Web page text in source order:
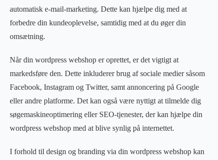
automatisk e-mail-marketing. Dette kan hjælpe dig med at
forbedre din kundeoplevelse, samtidig med at du øger din
omsætning.
Når din wordpress webshop er oprettet, er det vigtigt at
markedsføre den. Dette inkluderer brug af sociale medier såsom
Facebook, Instagram og Twitter, samt annoncering på Google
eller andre platforme. Det kan også være nyttigt at tilmelde dig
søgemaskineoptimering eller SEO-tjenester, der kan hjælpe din
wordpress webshop med at blive synlig på internettet.
I forhold til design og branding via din wordpress webshop kan